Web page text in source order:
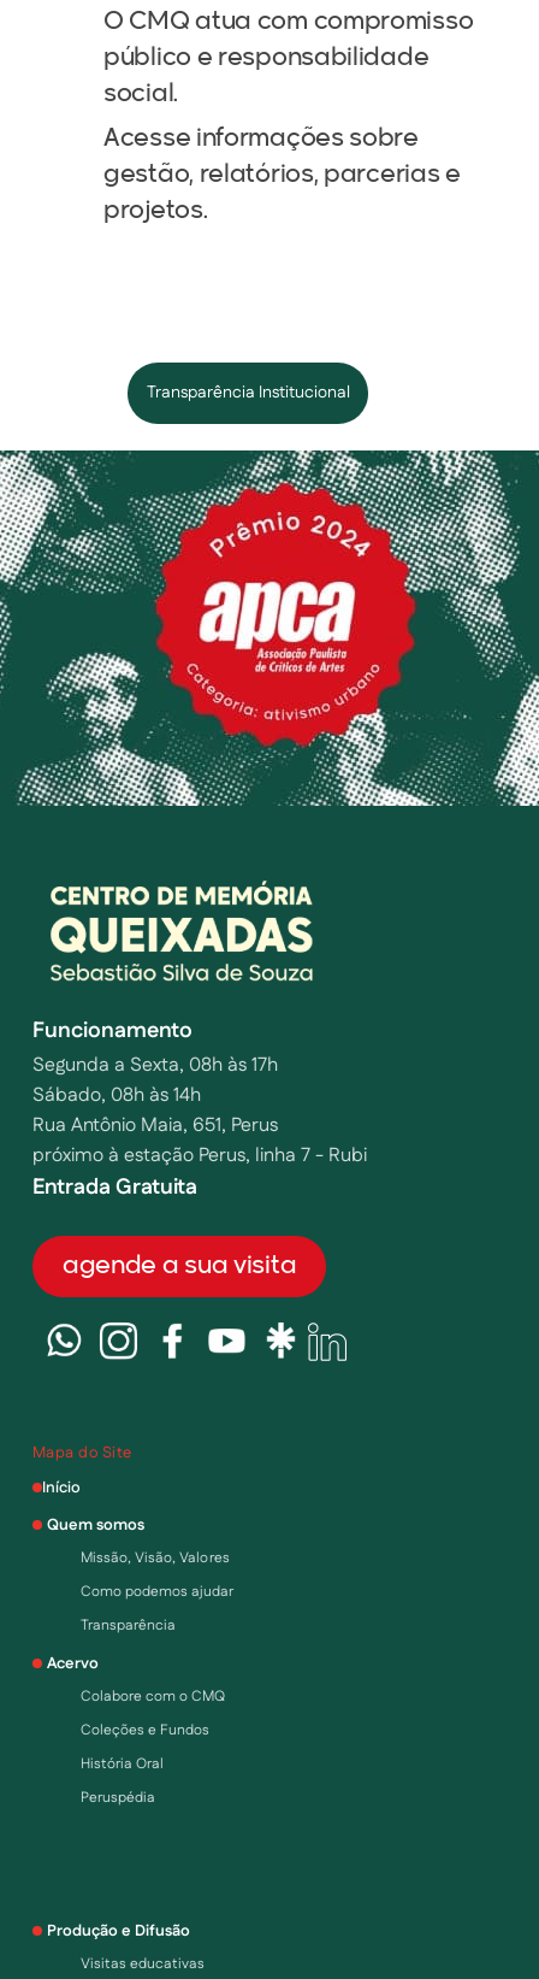
O CMQ atua com compromisso
público e responsabilidade
social.
Acesse informações sobre
gestão, relatórios, parcerias e
projetos.
Transparência Institucional
Funcionamento
Segunda a Sexta, 08h às 17h
Sábado, 08h às 14h
Rua Antônio Maia, 651, Perus
próximo à estação Perus, linha 7 - Rubi
Entrada Gratuita
agende a sua visita
Mapa do Site
Início
Quem somos
Missão, Visão, Valores
Como podemos ajudar
Transparência
Acervo
Colabore com o CMQ
Coleções e Fundos
História Oral
Peruspédia
Produção e Difusão
Visitas educativas